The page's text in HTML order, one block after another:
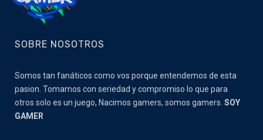
SOBRE NOSOTROS
Somos tan fanáticos como vos porque entendemos de esta
pasion. Tomamos con seriedad y compromiso lo que para
otros solo es un juego, Nacimos gamers, somos gamers. SOY
GAMER